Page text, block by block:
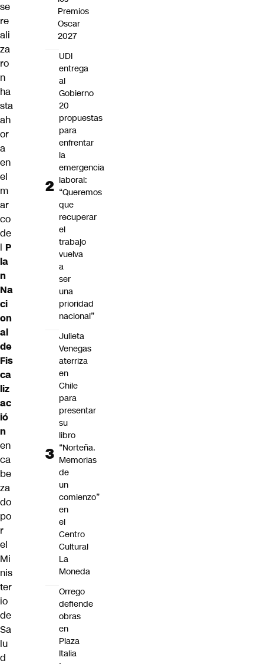
se
re
ali
za
ro
n
ha
sta
ah
or
a
en
el
m
ar
co
de
l P
la
n
Na
ci
on
al
de
Fis
ca
liz
ac
ió
n
en
ca
be
za
do
po
r
el
Mi
nis
ter
io
de
Sa
lu
d
Premios
Oscar
2027
UDI
entrega
al
Gobierno
20
propuestas
para
enfrentar
la
emergencia
laboral:
“Queremos
que
recuperar
el
trabajo
vuelva
a
ser
una
prioridad
nacional”
Julieta
Venegas
aterriza
en
Chile
para
presentar
su
libro
“Norteña.
Memorias
de
un
comienzo”
en
el
Centro
Cultural
La
Moneda
Orrego
defiende
obras
en
Plaza
Italia